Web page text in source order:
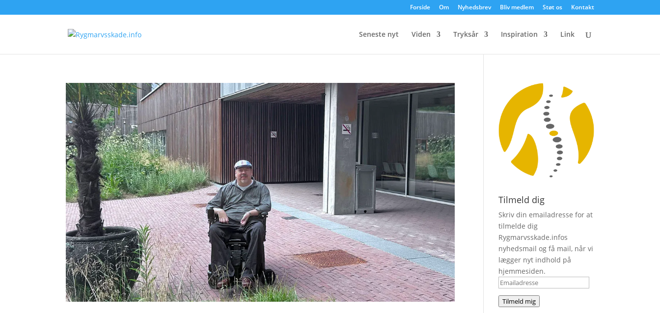
Forside Om Nyhedsbrev Bliv medlem Støt os Kontakt
Seneste nyt Viden Tryksår Inspiration Link
Tilmeld dig
Skriv din emailadresse for at
tilmelde dig
Rygmarvsskade.infos
nyhedsmail og få mail, når vi
lægger nyt indhold på
hjemmesiden.
Emailadresse
Tilmeld mig